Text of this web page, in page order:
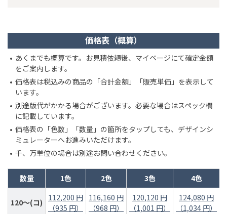
価格表（概算）
あくまでも概算です。お見積依頼後、マイページにて確定金額
をご案内します。
価格表は税込みの商品の「合計金額」「販売単価」を表示して
います。
別途版代がかかる場合がございます。必要な場合はスペック欄
に記載しています。
価格表の「色数」「数量」の箇所をタップしても、デザインシ
ミュレーターへお進みいただけます。
千、万単位の場合は別途お問い合わせください。
数量 1色 2色 3色 4色
120～(コ)
112,200 円
（935 円）
116,160 円
（968 円）
120,120 円
（1,001 円）
124,080 円
（1,034 円）